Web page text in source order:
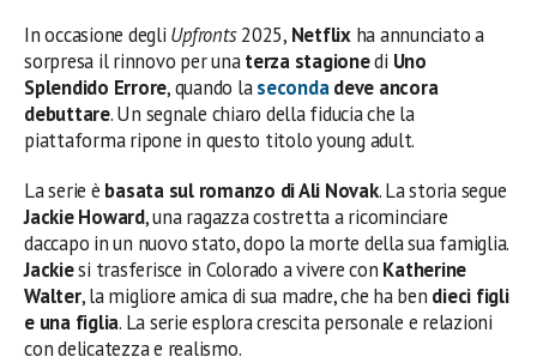
In occasione degli Upfronts2025, Netflixha annunciato a
sorpresa il rinnovo per unaterza stagionedi Uno
Splendido Errore, quando lasecondadeve ancora
debuttare. Un segnale chiaro della fiducia che la
piattaforma ripone in questo titolo young adult.
La serie è basata sul romanzo di Ali Novak. La storia segue
Jackie Howard, una ragazza costretta a ricominciare
daccapo in un nuovo stato, dopo la morte della sua famiglia.
Jackiesi trasferisce in Colorado a vivere con Katherine
Walter, la migliore amica di sua madre, che ha ben dieci figli
e una figlia. La serie esplora crescita personale e relazioni
con delicatezza e realismo.